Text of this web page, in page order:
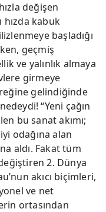
değişen
hızda kabuk
başladığı
geçmiş
ve yalınlık almaya
girmeye
gelindiğinde
“Yeni çağın
bu sanat akımı;
odağına alan
aldı. Fakat tüm
2. Dünya
akıcı biçimleri,
ve net
ortasından